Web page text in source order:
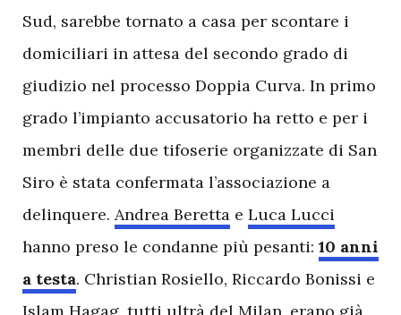
Sud, sarebbe tornato a casa per scontare i
domiciliari in attesa del secondo grado di
giudizio nel processo Doppia Curva. In primo
grado l’impianto accusatorio ha retto e per i
membri delle due tifoserie organizzate di San
Siro è stata confermata l’associazione a
delinquere. Andrea Beretta e Luca Lucci
hanno preso le condanne più pesanti: 10 anni
a testa. Christian Rosiello, Riccardo Bonissi e